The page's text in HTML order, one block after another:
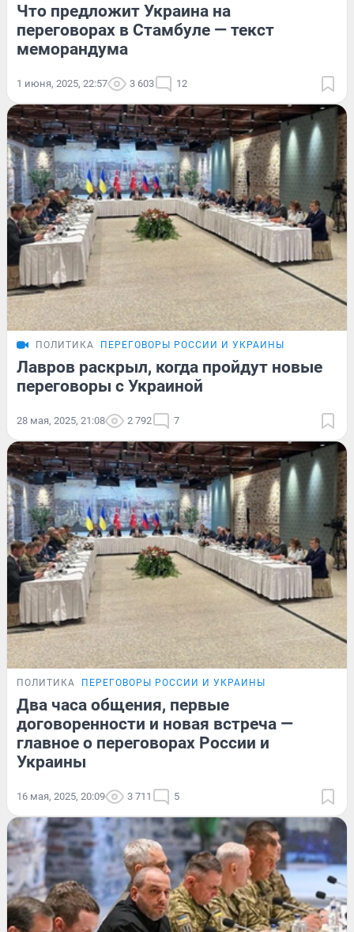
Что предложит Украина на
переговорах в Стамбуле — текст
меморандума
1 июня, 2025, 22:57 3 603 12
ПОЛИТИКА ПЕРЕГОВОРЫ РОССИИ И УКРАИНЫ
Лавров раскрыл, когда пройдут новые
переговоры с Украиной
28 мая, 2025, 21:08 2 792 7
ПОЛИТИКА ПЕРЕГОВОРЫ РОССИИ И УКРАИНЫ
Два часа общения, первые
договоренности и новая встреча —
главное о переговорах России и
Украины
16 мая, 2025, 20:09 3 711 5